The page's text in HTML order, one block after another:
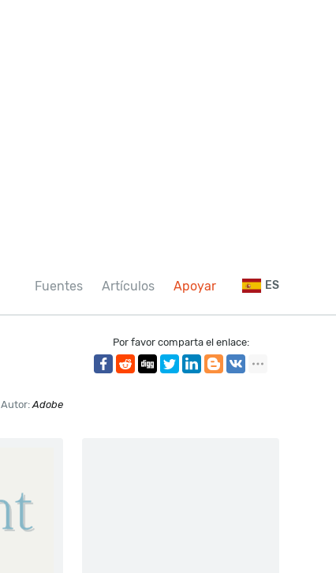
Fuentes Artículos Apoyar ES
Autor:Adobe
Por favor comparta el enlace: